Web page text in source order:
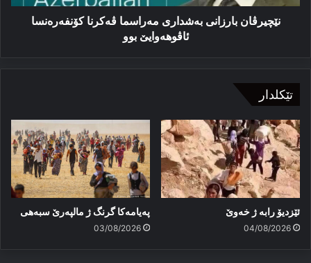
نێچیرڤان بارزانی به‌شداری مه‌راسما ڤه‌کرنا کۆنفەرەنسا
ئاڤوهەوایێ بوو
تێکلدار
ئێزدیۆ رابە ژ خەوێ
04/08/2026
پەیامەكا گرنگ ژ مالپەرێ سبەهی
03/08/2026